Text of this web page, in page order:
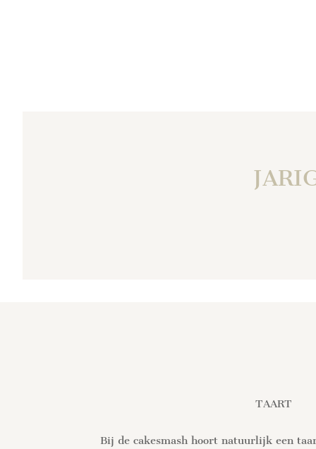
TAART
Bij de cakesmash hoort natuurlijk een